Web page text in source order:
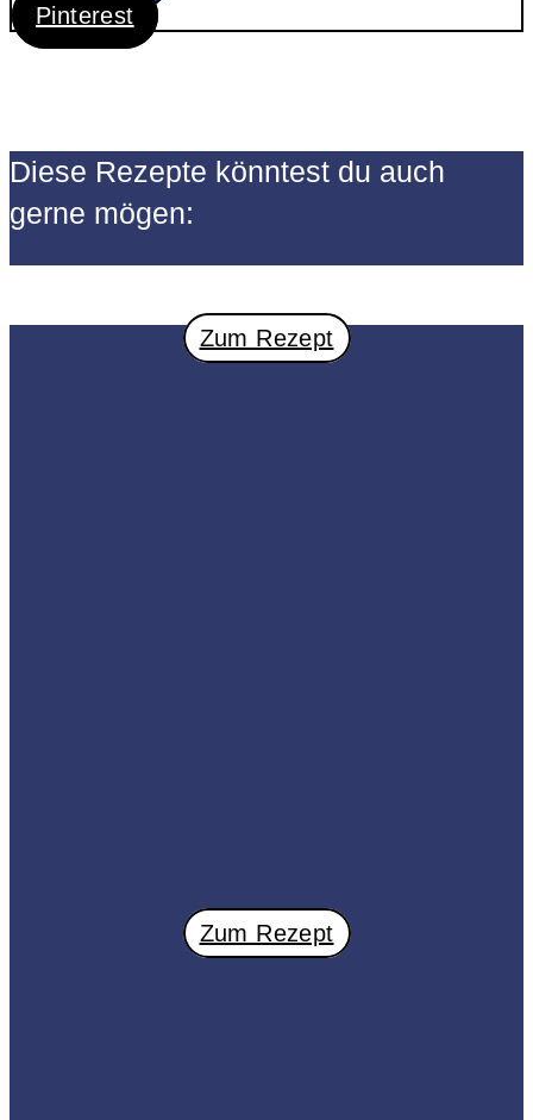
Pinterest
Diese Rezepte könntest du auch
gerne mögen:
Zum Rezept
Zum Rezept